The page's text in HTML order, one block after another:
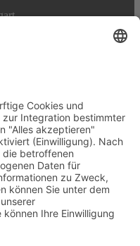
| Einzelstücke mit
und handverlesene
durchgestrichenen Preise
den bisherigen Preisen in